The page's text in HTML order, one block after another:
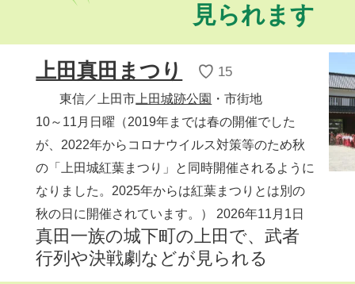
見られます
上田真田まつり ♡ 15
東信 ／上田市 上田城跡公園 ・市街地
10～11月日曜（2019年までは春の開催でした
が、2022年からコロナウイルス対策等のため秋
の「上田城紅葉まつり」と同時開催されるように
なりました。2025年からは紅葉まつりとは別の
秋の日に開催されています。） 2026年11月1日
真田一族の城下町の上田で、武者
行列や決戦劇などが見られる